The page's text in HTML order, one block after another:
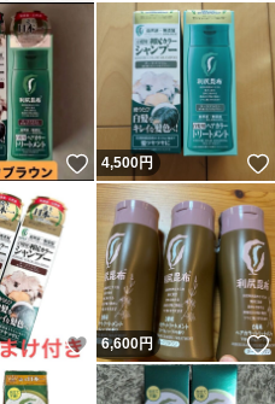
いいね！
4,500円
いいね！
6,600円